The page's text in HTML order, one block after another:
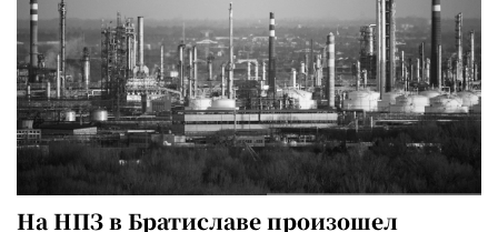
На НПЗ в Братиславе произошел